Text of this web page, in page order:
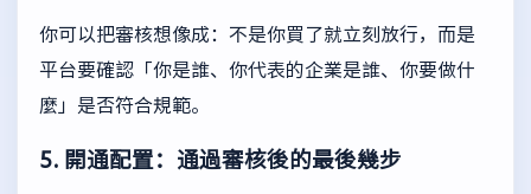
你可以把審核想像成：不是你買了就立刻放行，而是
平台要確認「你是誰、你代表的企業是誰、你要做什
麼」是否符合規範。
5. 開通配置：通過審核後的最後幾步